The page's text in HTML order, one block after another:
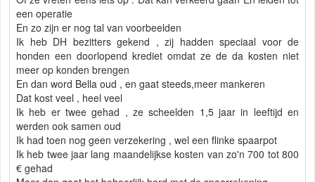
een operatie
En zo zijn er nog tal van voorbeelden
Ik heb DH bezitters gekend , zij hadden speciaal voor de
honden een doorlopend krediet omdat ze de da kosten niet
meer op konden brengen
En dan word Bella oud , en gaat steeds,meer mankeren
Dat kost veel , heel veel
Ik heb er twee gehad , ze scheelden 1,5 jaar in leeftijd en
werden ook samen oud
Ik had toen nog geen verzekering , wel een flinke spaarpot
Ik heb twee jaar lang maandelijkse kosten van zo'n 700 tot 800
€ gehad